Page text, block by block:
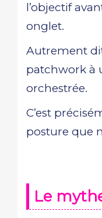
l’objectif
onglet.
Autrement
patchwork à
orchestrée.
C’est
posture que
Le